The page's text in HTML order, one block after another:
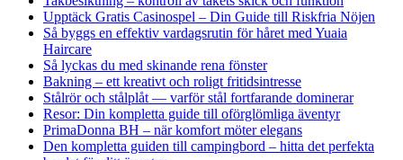
Upptäck Gratis Casinospel – Din Guide till Riskfria Nöjen
Så byggs en effektiv vardagsrutin för håret med Yuaia
Haircare
Så lyckas du med skinande rena fönster
Bakning – ett kreativt och roligt fritidsintresse
Stålrör och stålplåt — varför stål fortfarande dominerar
Resor: Din kompletta guide till oförglömliga äventyr
PrimaDonna BH – när komfort möter elegans
Den kompletta guiden till campingbord – hitta det perfekta